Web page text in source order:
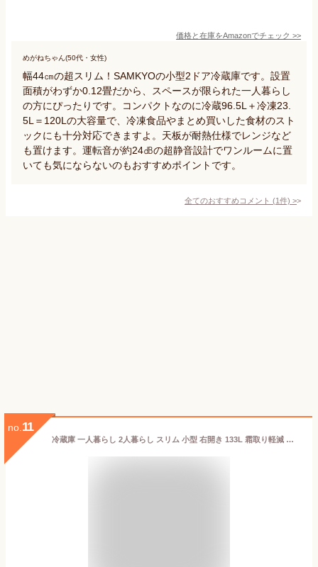
価格と在庫をAmazonでチェック >>
めがねちゃん(50代・女性)
幅44㎝の超スリム！SAMKYOの小型2ドア冷蔵庫です。設置
面積がわずか0.12畳だから、スペースが限られた一人暮らし
の方にぴったりです。コンパクトなのに冷蔵96.5L＋冷凍23.
5L＝120Lの大容量で、冷凍食品やまとめ買いした食材のスト
ックにも十分対応できますよ。天板が耐熱仕様でレンジなど
も置けます。運転音が約24㏈の超静音設計でワンルームに置
いても気にならないのもおすすめポイントです。
全てのおすすめコメント (1件) >
no. 11
冷蔵庫 一人暮らし 2人暮らし スリム 小型 右開き 133L 霜取り軽減 冷凍 アイリスオーヤマ ノンフロン 2ドア 冷蔵 冷凍 直冷式 急速冷凍 ノンフロン 新生活 ひとり暮らし 省エネ 単身 家庭用 ホワイト ブラック 白 黒 IRSD-13A